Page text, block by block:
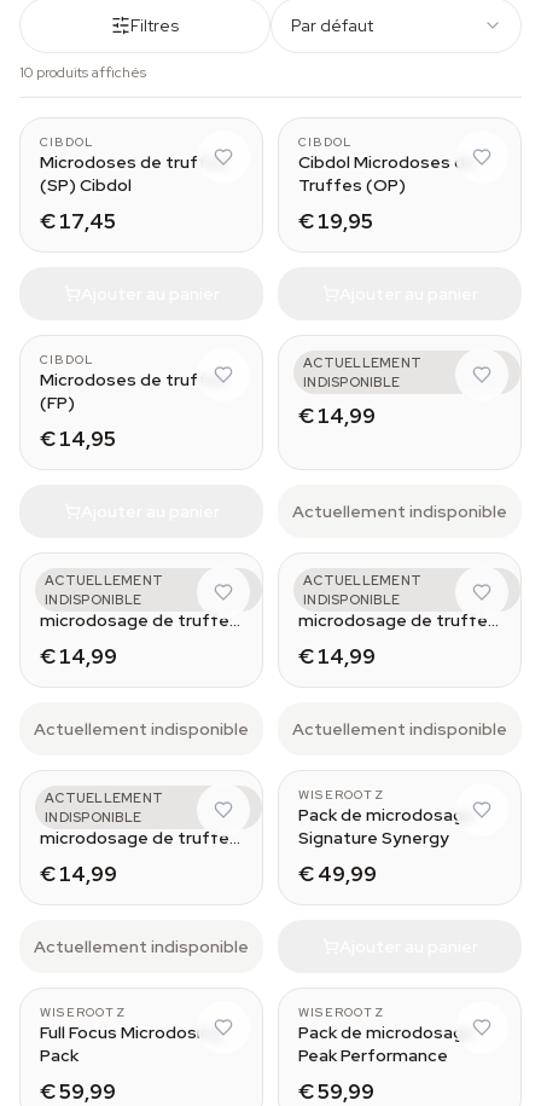
Filtres Par défaut
10 produits affichés
CIBDOL
Microdoses de truffes
(SP) Cibdol
€ 17,45
CIBDOL
Cibdol Microdoses de
Truffes (OP)
€ 19,95
CIBDOL
Microdoses de truffes
(FP)
€ 14,95
ACTUELLEMENT
INDISPONIBLE
AZARIUS
Mental
€ 14,99
Actuellement indisponible
ACTUELLEMENT
INDISPONIBLE
AZARIUS
Emotional - Pack de
microdosage de truffes
€ 14,99
Actuellement indisponible
ACTUELLEMENT
INDISPONIBLE
AZARIUS
Physical - Pack de
microdosage de truffes
€ 14,99
Actuellement indisponible
ACTUELLEMENT
INDISPONIBLE
AZARIUS
Spiritual - Pack de
microdosage de truffes
€ 14,99
Actuellement indisponible
WISEROOTZ
Pack de microdosage
Signature Synergy
€ 49,99
WISEROOTZ
Full Focus Microdosing
Pack
€ 59,99
WISEROOTZ
Pack de microdosage
Peak Performance
€ 59,99